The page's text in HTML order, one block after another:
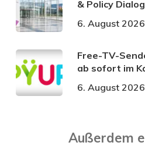
& Policy
6. August 2026
Free-TV-
ab sofort im
6. August 2026
Außerdem